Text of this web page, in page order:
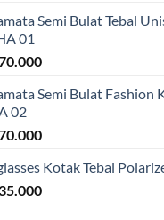
Semi Bulat Tebal
01
Semi Bulat Fashion
02
Kotak Tebal